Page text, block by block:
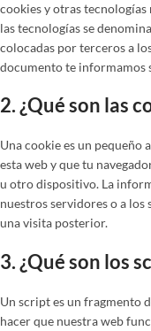
cookies y otras
las tecnologías se
colocadas por terceros a
documento te informamos
2. ¿Qué son las
Una cookie es un pequeño
esta web y que tu
u otro dispositivo. La
nuestros servidores o a
una visita posterior.
3. ¿Qué son los
Un script es un fragmento
hacer que nuestra web